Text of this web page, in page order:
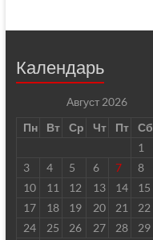
Календарь
Август 2026
Пн
Вт Ср Чт Пт Сб
1
3
4 5 6 7 8
10
11 12 13 14 15
17
18 19 20 21 22
24
25 26 27 28 29